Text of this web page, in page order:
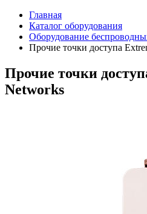
Главная
Каталог оборудования
Оборудование
Прочие точки доступа
Прочие точки
Networks